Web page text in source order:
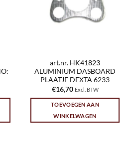
art.nr. HK41823
ALUMINIUM DASBOARD
PLAATJE DEXTA 6233
€16,70 Excl. BTW
TOEVOEGEN AAN
WINKELWAGEN